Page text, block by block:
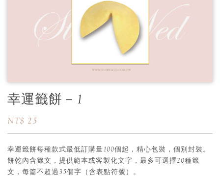
幸運籤餅－1
NT$ 25
幸運籤餅每種款式最低訂購量100個起，精心包裝，個別封裝。
餅乾內含籤文，提供範本或客製化文字，最多可選擇20種籤
文，每篇不超過35個字（含表點符號）。